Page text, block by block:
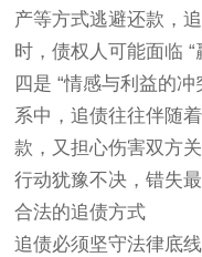
产等方式逃避还款，
时，债权人可能面临 “
四是 “情感与利益的
系中，追债往往伴随
款，又担心伤害双方
行动犹豫不决，错失最
合法的追债方式
追债必须坚守法律底